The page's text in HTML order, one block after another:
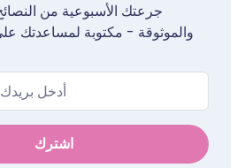
جرعتك الأسبوعية من
والموثوقة - مكتوبة لمساعدتك
اشترك